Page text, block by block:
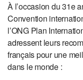
À l’occasion du 31e
Convention
l’ONG Plan
adressent leurs
français pour une
dans le monde :